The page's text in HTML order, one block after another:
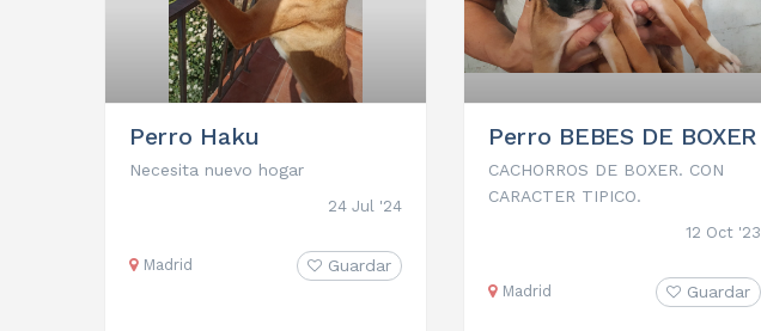
Perro Haku
Necesita nuevo hogar
24 Jul '24
Madrid Guardar
Perro BEBES DE BOXER
CACHORROS DE BOXER. CON
CARACTER TIPICO.
12 Oct '23
Madrid Guardar